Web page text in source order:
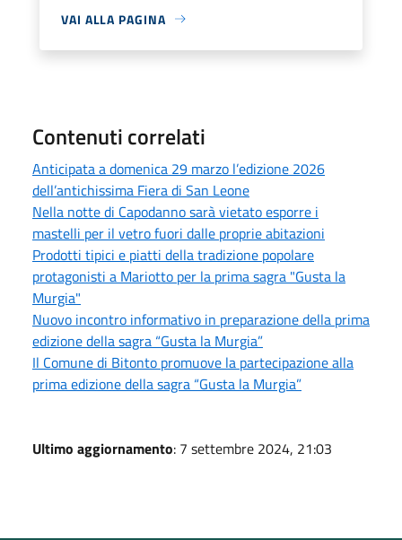
VAI ALLA PAGINA
Contenuti correlati
Anticipata a domenica 29 marzo l’edizione 2026
dell’antichissima Fiera di San Leone
Nella notte di Capodanno sarà vietato esporre i
mastelli per il vetro fuori dalle proprie abitazioni
Prodotti tipici e piatti della tradizione popolare
protagonisti a Mariotto per la prima sagra "Gusta la
Murgia"
Nuovo incontro informativo in preparazione della prima
edizione della sagra “Gusta la Murgia”
Il Comune di Bitonto promuove la partecipazione alla
prima edizione della sagra “Gusta la Murgia”
Ultimo aggiornamento: 7 settembre 2024, 21:03